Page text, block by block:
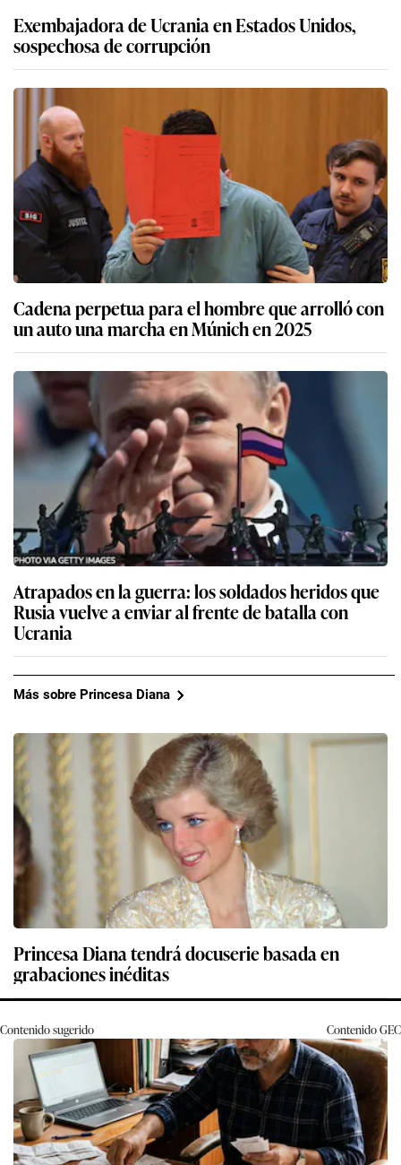
Exembajadora de Ucrania en Estados Unidos,
sospechosa de corrupción
Cadena perpetua para el hombre que arrolló con
un auto una marcha en Múnich en 2025
Atrapados en la guerra: los soldados heridos que
Rusia vuelve a enviar al frente de batalla con
Ucrania
Más sobre Princesa Diana
Princesa Diana tendrá docuserie basada en
grabaciones inéditas
Contenido sugerido ContenidoGEC